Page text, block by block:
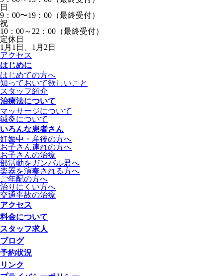
日
9：00〜19：00（最終受付）
祝
10：00～22：00（最終受付）
定休日
1月1日、1月2日
アクセス
はじめに
はじめての方へ
知っておいて欲しいこと
スタッフ紹介
治療法について
マッサージについて
鍼灸について
いろんな患者さん
妊娠中・産後の方へ
お子さん連れの方へ
お子さんの治療
部活動をガンバル君へ
楽器を演奏される方へ
ご年配の方へ
治りにくい方へ
交通事故の治療
アクセス
料金について
スタッフ求人
ブログ
予約状況
リンク